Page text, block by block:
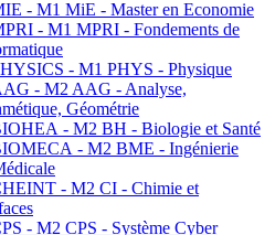
- M1 MiE - Master en Economie
- M1 MPRI - Fondements de
- M1 PHYS - Physique
- M2 AAG - Analyse,
Géométrie
- M2 BH - Biologie et Santé
- M2 BME - Ingénierie
- M2 CI - Chimie et
- M2 CPS - Système Cyber